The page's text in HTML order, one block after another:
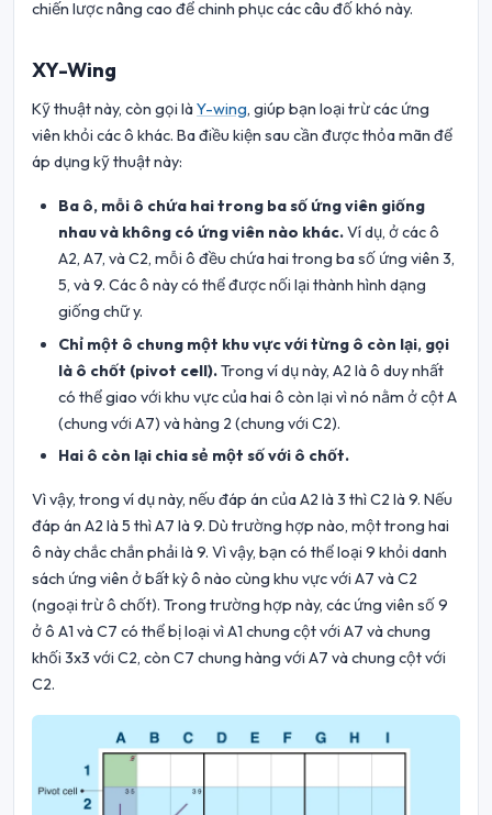
chiến lược nâng cao để chinh phục các câu đố khó này.
XY-Wing
Kỹ thuật này, còn gọi làY-wing, giúp bạn loại trừ các ứng
viên khỏi các ô khác. Ba điều kiện sau cần được thỏa mãn để
áp dụng kỹ thuật này:
Ba ô, mỗi ô chứa hai trong ba số ứng viên giống
nhau và không có ứng viên nào khác.Ví dụ, ở các ô
A2, A7, và C2, mỗi ô đều chứa hai trong ba số ứng viên 3,
5, và 9. Các ô này có thể được nối lại thành hình dạng
giống chữ y.
Chỉ một ô chung một khu vực với từng ô còn lại, gọi
là ô chốt (pivot cell).Trong ví dụ này, A2 là ô duy nhất
có thể giao với khu vực của hai ô còn lại vì nó nằm ở cột A
(chung với A7) và hàng 2 (chung với C2).
Hai ô còn lại chia sẻ một số với ô chốt.
Vì vậy, trong ví dụ này, nếu đáp án của A2 là 3 thì C2 là 9. Nếu
đáp án A2 là 5 thì A7 là 9. Dù trường hợp nào, một trong hai
ô này chắc chắn phải là 9. Vì vậy, bạn có thể loại 9 khỏi danh
sách ứng viên ở bất kỳ ô nào cùng khu vực với A7 và C2
(ngoại trừ ô chốt). Trong trường hợp này, các ứng viên số 9
ở ô A1 và C7 có thể bị loại vì A1 chung cột với A7 và chung
khối 3x3 với C2, còn C7 chung hàng với A7 và chung cột với
C2.